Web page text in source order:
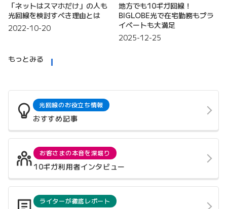
「ネットはスマホだけ」の人も
光回線を検討すべき理由とは
2022-10-20
地方でも10ギガ回線！
BIGLOBE光で在宅勤務もプラ
イベートも大満足
2025-12-25
もっとみる
光回線のお役立ち情報
おすすめ記事
お客さまの本音を深堀り
10ギガ利用者インタビュー
ライターが徹底レポート